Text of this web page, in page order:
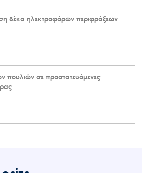
δέκα ηλεκτροφόρων περιφράξεων
πουλιών σε προστατευόμενες